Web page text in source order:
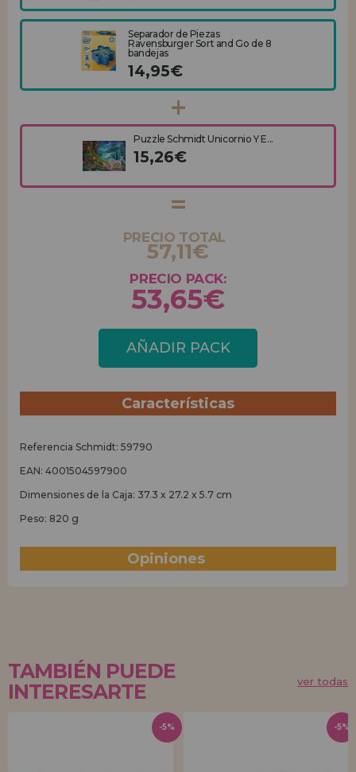
Separador de Piezas
Ravensburger Sort and Go de 8
bandejas
14,95€
Puzzle Schmidt Unicornio Y E...
15,26€
PRECIO TOTAL
57,11€
PRECIO PACK:
53,65€
AÑADIR PACK
Características
Referencia Schmidt: 59790
EAN: 4001504597900
Dimensiones de la Caja: 37.3 x 27.2 x 5.7 cm
Peso: 820 g
Opiniones
TAMBIÉN PUEDE
INTERESARTE
ver todas
-5% -5%